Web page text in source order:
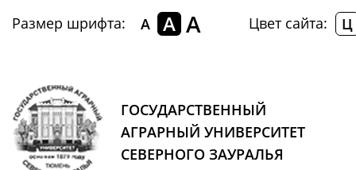
Размер шрифта: A A A Цвет сайта: Ц
ГОСУДАРСТВЕННЫЙ
АГРАРНЫЙ УНИВЕРСИТЕТ
СЕВЕРНОГО ЗАУРАЛЬЯ